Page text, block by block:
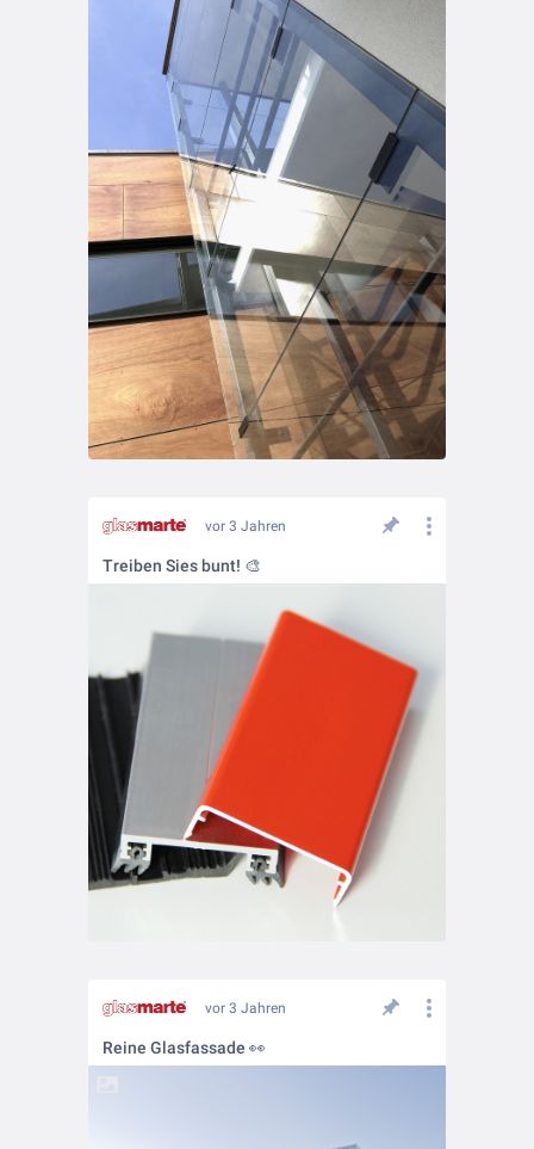
vor 3 Jahren
Treiben Sies bunt! 🎨
vor 3 Jahren
Reine Glasfassade 👀